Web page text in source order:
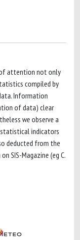
of attention not only
compiled by
Information
of data) clear
we observe a
indicators
deducted from the
SIS-Magazine (eg C.